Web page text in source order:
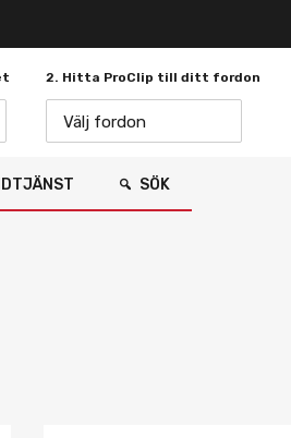
2. Hitta ProClip till ditt fordon
Välj fordon
SÖK